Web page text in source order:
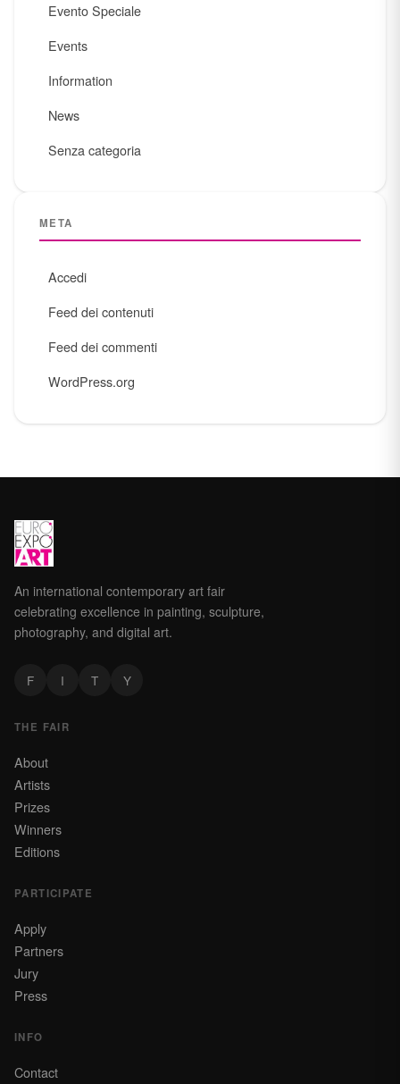
Evento Speciale
Events
Information
News
Senza categoria
META
Accedi
Feed dei contenuti
Feed dei commenti
WordPress.org
An international contemporary art fair
celebrating excellence in painting, sculpture,
photography, and digital art.
F I T Y
THE FAIR
About
Artists
Prizes
Winners
Editions
PARTICIPATE
Apply
Partners
Jury
Press
INFO
Contact